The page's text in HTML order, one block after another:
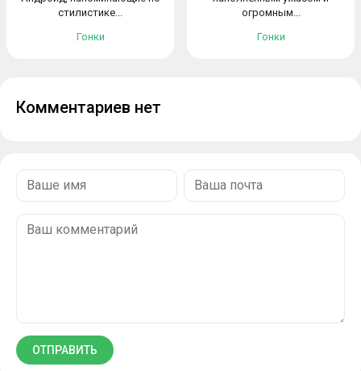
стилистике...
Гонки
огромным...
Гонки
Комментариев нет